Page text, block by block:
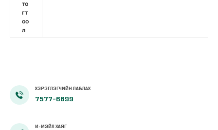
то
гт
оо
л
ХЭРЭГЛЭГЧИЙН ЛАВЛАХ
7577-6699
И-МЭЙЛ ХАЯГ